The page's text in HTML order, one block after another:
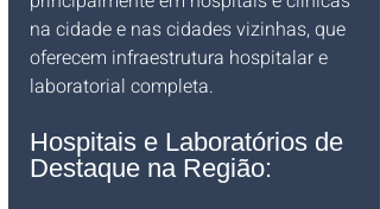
na cidade e nas cidades vizinhas, que
oferecem infraestrutura hospitalar e
laboratorial completa.
Hospitais e Laboratórios de
Destaque na Região: